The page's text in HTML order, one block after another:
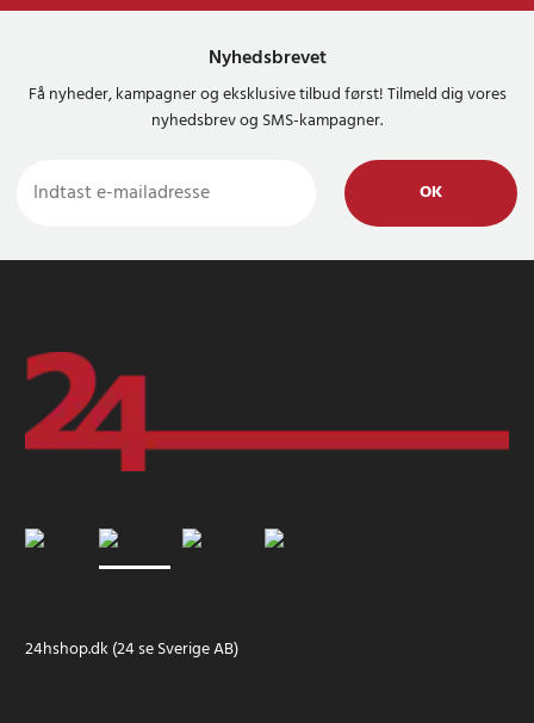
Nyhedsbrevet
Få nyheder, kampagner og eksklusive tilbud først! Tilmeld dig vores
nyhedsbrev og SMS-kampagner.
OK
24hshop.dk (24 se Sverige AB)